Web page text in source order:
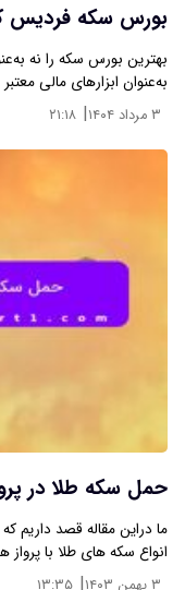
بورس سکه فردیس
بهترین بورس سکه را نه
به‌عنوان ابزارهای مالی
۳ مرداد ۱۴۰۴ | ۲۱:۱۸
حمل سکه طلا در
ما دراین مقاله قصد داریم
انواع سکه های طلا با
|